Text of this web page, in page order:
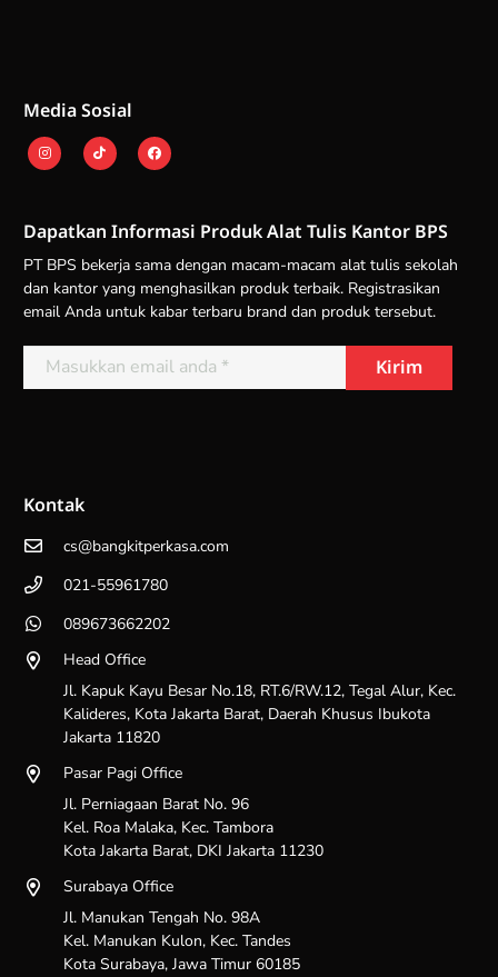
Media Sosial
Dapatkan Informasi Produk Alat Tulis Kantor BPS
PT BPS bekerja sama dengan macam-macam alat tulis sekolah
dan kantor yang menghasilkan produk terbaik. Registrasikan
email Anda untuk kabar terbaru brand dan produk tersebut.
Kontak
cs@bangkitperkasa.com
021-55961780
089673662202
Head Office
Jl. Kapuk Kayu Besar No.18, RT.6/RW.12, Tegal Alur, Kec.
Kalideres, Kota Jakarta Barat, Daerah Khusus Ibukota
Jakarta 11820
Pasar Pagi Office
Jl. Perniagaan Barat No. 96
Kel. Roa Malaka, Kec. Tambora
Kota Jakarta Barat, DKI Jakarta 11230
Surabaya Office
Jl. Manukan Tengah No. 98A
Kel. Manukan Kulon, Kec. Tandes
Kota Surabaya, Jawa Timur 60185